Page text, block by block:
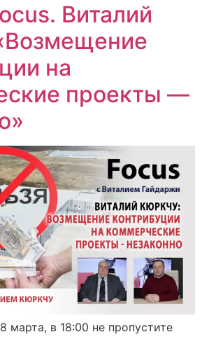
Виталий
на
проекты —
в 18:00 не пропустите